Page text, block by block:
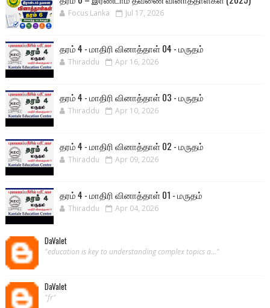
Focus Lanka Jul 17, 2026
தரம் 4 - மாதிரி வினாத்தாள் 04 - மருதம்
Thiraddu Apr 16, 2026
தரம் 4 - மாதிரி வினாத்தாள் 03 - மருதம்
Thiraddu Apr 10, 2026
தரம் 4 - மாதிரி வினாத்தாள் 02 - மருதம்
Thiraddu Apr 09, 2026
தரம் 4 - மாதிரி வினாத்தாள் 01 - மருதம்
Thiraddu Apr 04, 2026
DaValet
"education is key to understanding complex topics a..."
DaValet
"fr"